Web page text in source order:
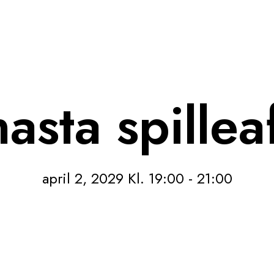
april 2, 2029 Kl. 19:00 - 21:00